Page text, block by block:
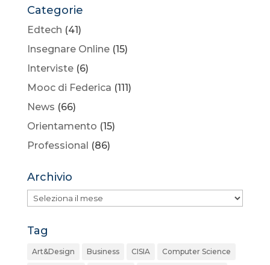
Categorie
Edtech (41)
Insegnare Online(15)
Interviste(6)
Mooc di Federica (111)
News (66)
Orientamento (15)
Professional (86)
Archivio
Archivio
Tag
Art&Design Business CISIA Computer Science